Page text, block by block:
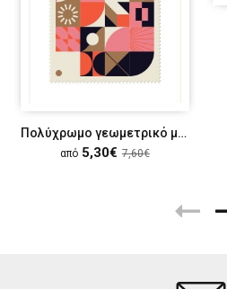
Πολύχρωμο γεωμετρικό μοτίβο
από 5,30€ 7,60€